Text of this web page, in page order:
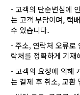
- 고객의 단순변심에
는 고객 부담이며, 택
수 있습니다.
- 주소, 연락처 오류로
락처를 정확하게 기재
- 고객의 요청에 의해
는 결제 후 취소, 교환